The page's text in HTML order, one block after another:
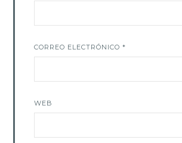
CORREO ELECTRÓNICO*
WEB